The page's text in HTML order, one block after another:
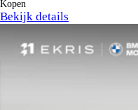
Kopen
Bekijk details